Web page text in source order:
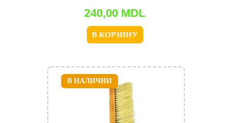
240,00 MDL
В КОРЗИНУ
В НАЛИЧИИ